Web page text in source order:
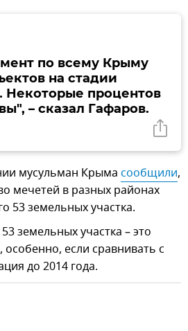
по всему Крыму
на стадии
Некоторые процентов
– сказал Гафаров.
мусульман Крыма сообщили,
мечетей в разных районах
53 земельных участка.
земельных участка – это
если сравнивать с
до 2014 года.